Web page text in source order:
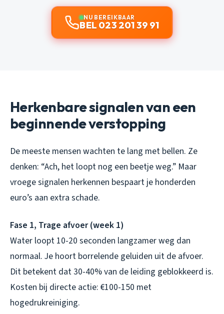
NU BEREIKBAAR
BEL 023 201 39 91
Herkenbare signalen van een
beginnende verstopping
De meeste mensen wachten te lang met bellen. Ze
denken: “Ach, het loopt nog een beetje weg.” Maar
vroege signalen herkennen bespaart je honderden
euro’s aan extra schade.
Fase 1, Trage afvoer (week 1)
Water loopt 10-20 seconden langzamer weg dan
normaal. Je hoort borrelende geluiden uit de afvoer.
Dit betekent dat 30-40% van de leiding geblokkeerd is.
Kosten bij directe actie: €100-150 met
hogedrukreiniging.